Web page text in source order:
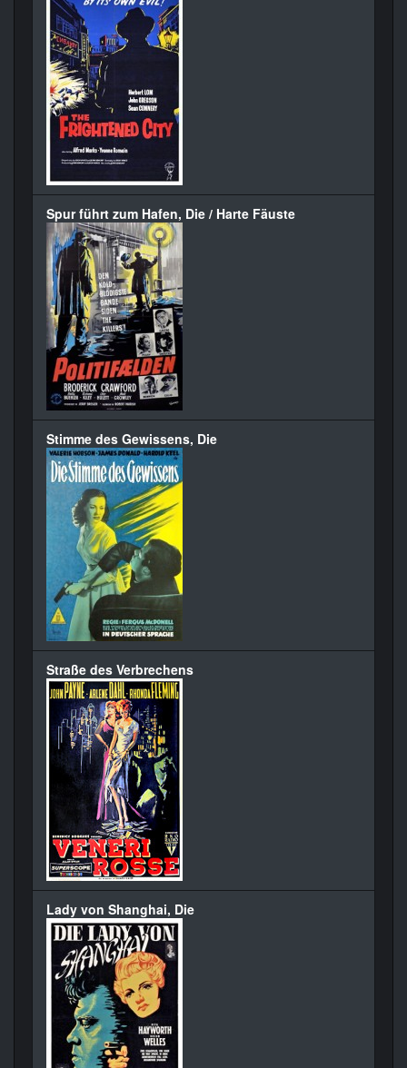
Spur führt zum Hafen, Die / Harte Fäuste
Stimme des Gewissens, Die
Straße des Verbrechens
Lady von Shanghai, Die